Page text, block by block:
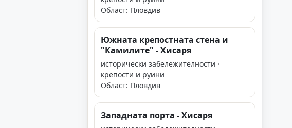
Област: Пловдив
Южната крепостната стена и
"Камилите" - Хисаря
исторически забележителности ·
крепости и руини
Област: Пловдив
Западната порта - Хисаря